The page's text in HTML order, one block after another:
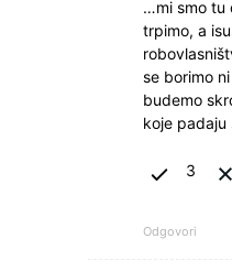
…mi smo tu
trpimo, a
se borimo
budemo
koje
3
Odgovori